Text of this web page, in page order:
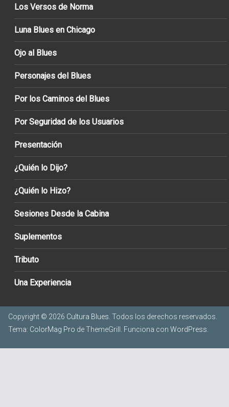
Los Versos de Norma
Luna Blues en Chicago
Ojo al Blues
Personajes del Blues
Por los Caminos del Blues
Por Seguridad de los Usuarios
Presentación
¿Quién lo Dijo?
¿Quién lo Hizo?
Sesiones Desde la Cabina
Suplementos
Tributo
Una Experiencia
Copyright © 2026 Cultura Blues . Todos los derechos reservados.
Tema: ColorMag Pro de ThemeGrill. Funciona con WordPress